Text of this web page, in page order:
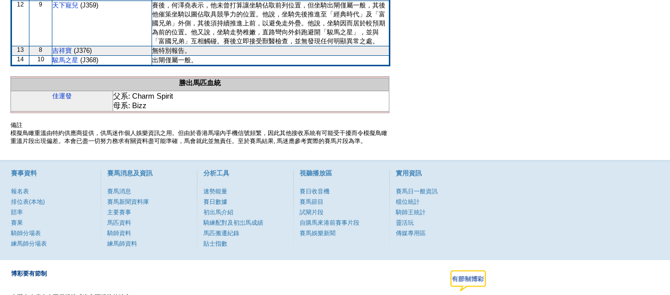
12 9 天下寵兒 (J359)
賽後，何澤堯表示，他未曾打算讓坐騎佔取前列位置，但坐騎出閘僅屬一般，其後
他催策坐騎以圖佔取具競爭力的位置。他說，坐騎先後推進至「經典時代」及「富
國兄弟」外側，其後須持續推進上前，以避免走外疊。他說，坐騎因而居於較預期
為前的位置。他又說，坐騎走勢稚嫩，直路彎向外斜跑避開「駿馬之星」，並與
「富國兄弟」互相觸碰。賽後立即接受獸醫檢查，並無發現任何明顯異常之處。
13 8 吉祥寶 (J376) 無特別報告。
14 10 駿馬之星 (J368) 出閘僅屬一般。
勝出馬匹血統
佳運發
父系: Charm Spirit
母系: Bizz
備註
模擬鳥瞰重溫由特約供應商提供，供馬迷作個人娛樂資訊之用。但由於香港馬場內手機信號頻繁，因此其他接收系統有可能受干擾而令模擬鳥瞰
重溫片段出現偏差。本會已盡一切努力務求有關資料盡可能準確，馬會就此並無責任。至於賽馬結果, 馬迷應參考實際的賽馬片段為準。
賽事資料
報名表
排位表(本地)
賠率
賽果
騎師分場表
練馬師分場表
賽馬消息及資訊
賽馬消息
賽馬新聞資料庫
主要賽事
馬匹資料
騎師資料
練馬師資料
分析工具
速勢能量
賽日數據
初出馬介紹
騎練配對及初岀馬成績
馬匹搬遷紀錄
貼士指數
視聽播放區
賽日收音機
賽馬節目
試閘片段
自購馬來港前賽事片段
賽馬娛樂新聞
實用資訊
賽馬日一般資訊
檔位統計
騎師王統計
靈活玩
傳媒專用區
博彩要有節制